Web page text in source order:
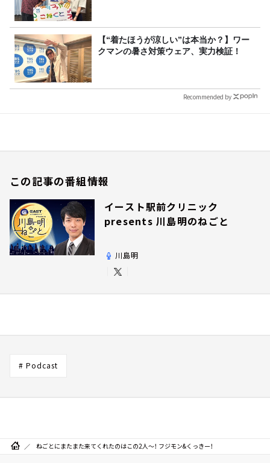
【“着たほうが涼しい”は本当か？】ワー
クマンの暑さ対策ウェア、実力検証！
Recommended by
この記事の番組情報
イースト駅前クリニック
presents 川島明のねごと
川島明
# Podcast
ねごとにまたまた来てくれたのはこの2人～！ フジモン&くっきー！